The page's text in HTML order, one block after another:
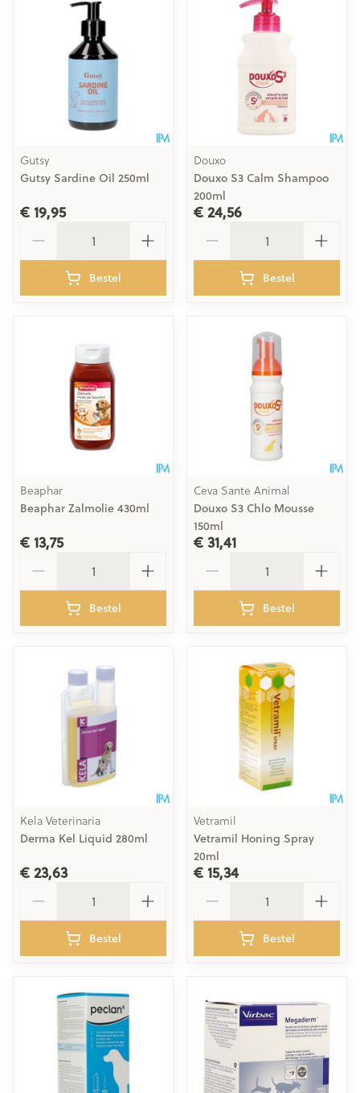
Gutsy
Gutsy Sardine Oil 250ml
€ 19,95
Bestel
Douxo
Douxo S3 Calm Shampoo
200ml
€ 24,56
Bestel
Beaphar
Beaphar Zalmolie 430ml
€ 13,75
Bestel
Ceva Sante Animal
Douxo S3 Chlo Mousse
150ml
€ 31,41
Bestel
Kela Veterinaria
Derma Kel Liquid 280ml
€ 23,63
Bestel
Vetramil
Vetramil Honing Spray
20ml
€ 15,34
Bestel